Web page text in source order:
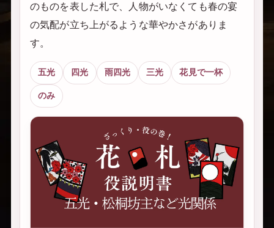
のものを表した札で、人物がいなくても春の宴
の気配が立ち上がるような華やかさがありま
す。
五光 四光 雨四光 三光 花見で一杯
のみ